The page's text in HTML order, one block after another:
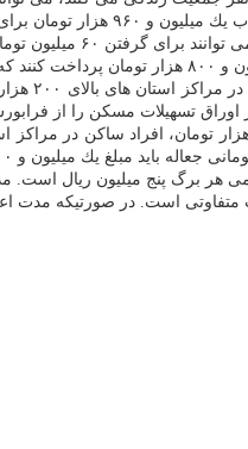
هر برگ پنج میلیون ریال است.
است. در صورتیكه مدت